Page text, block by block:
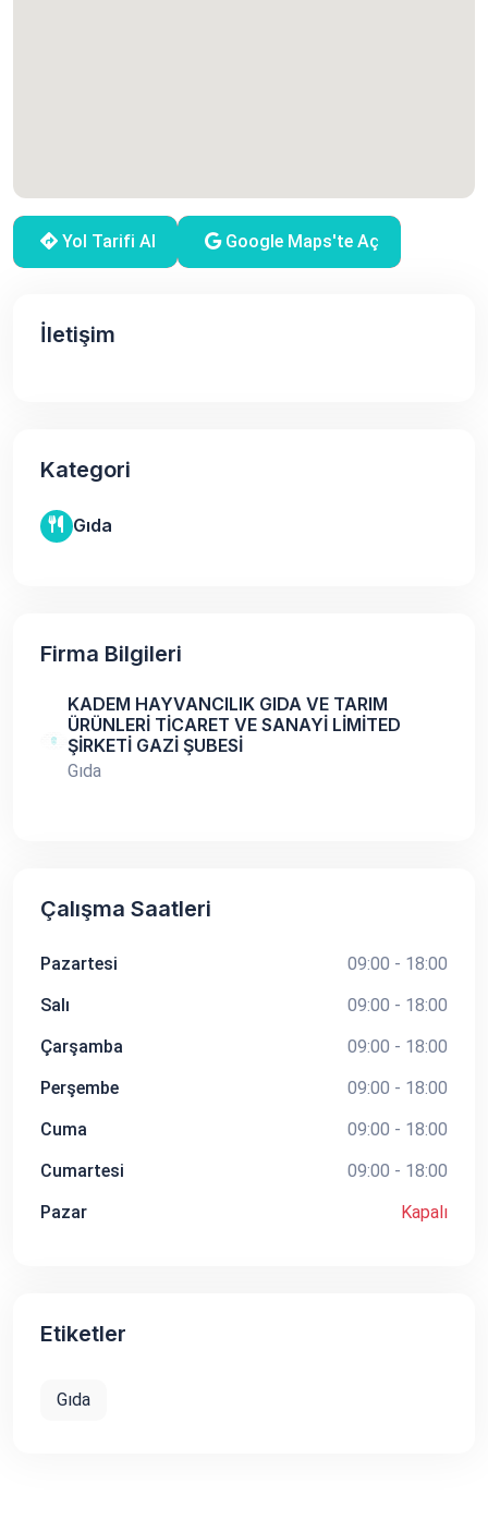
İletişim
Kategori
Gıda
Firma Bilgileri
KADEM HAYVANCILIK GIDA VE TARIM
ÜRÜNLERİ TİCARET VE SANAYİ LİMİTED
ŞİRKETİ GAZİ ŞUBESİ
Gıda
Çalışma Saatleri
Pazartesi
09:00 - 18:00
Salı
09:00 - 18:00
Çarşamba
09:00 - 18:00
Perşembe
09:00 - 18:00
Cuma
09:00 - 18:00
Cumartesi
09:00 - 18:00
Pazar
Kapalı
Etiketler
Gıda
Yol Tarifi Al Google Maps'te Aç